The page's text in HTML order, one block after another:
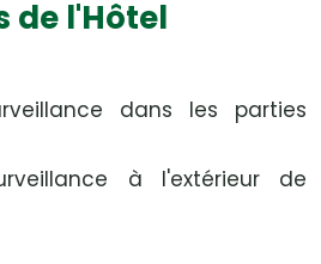
de l'Hôtel
dans les parties
à l'extérieur de